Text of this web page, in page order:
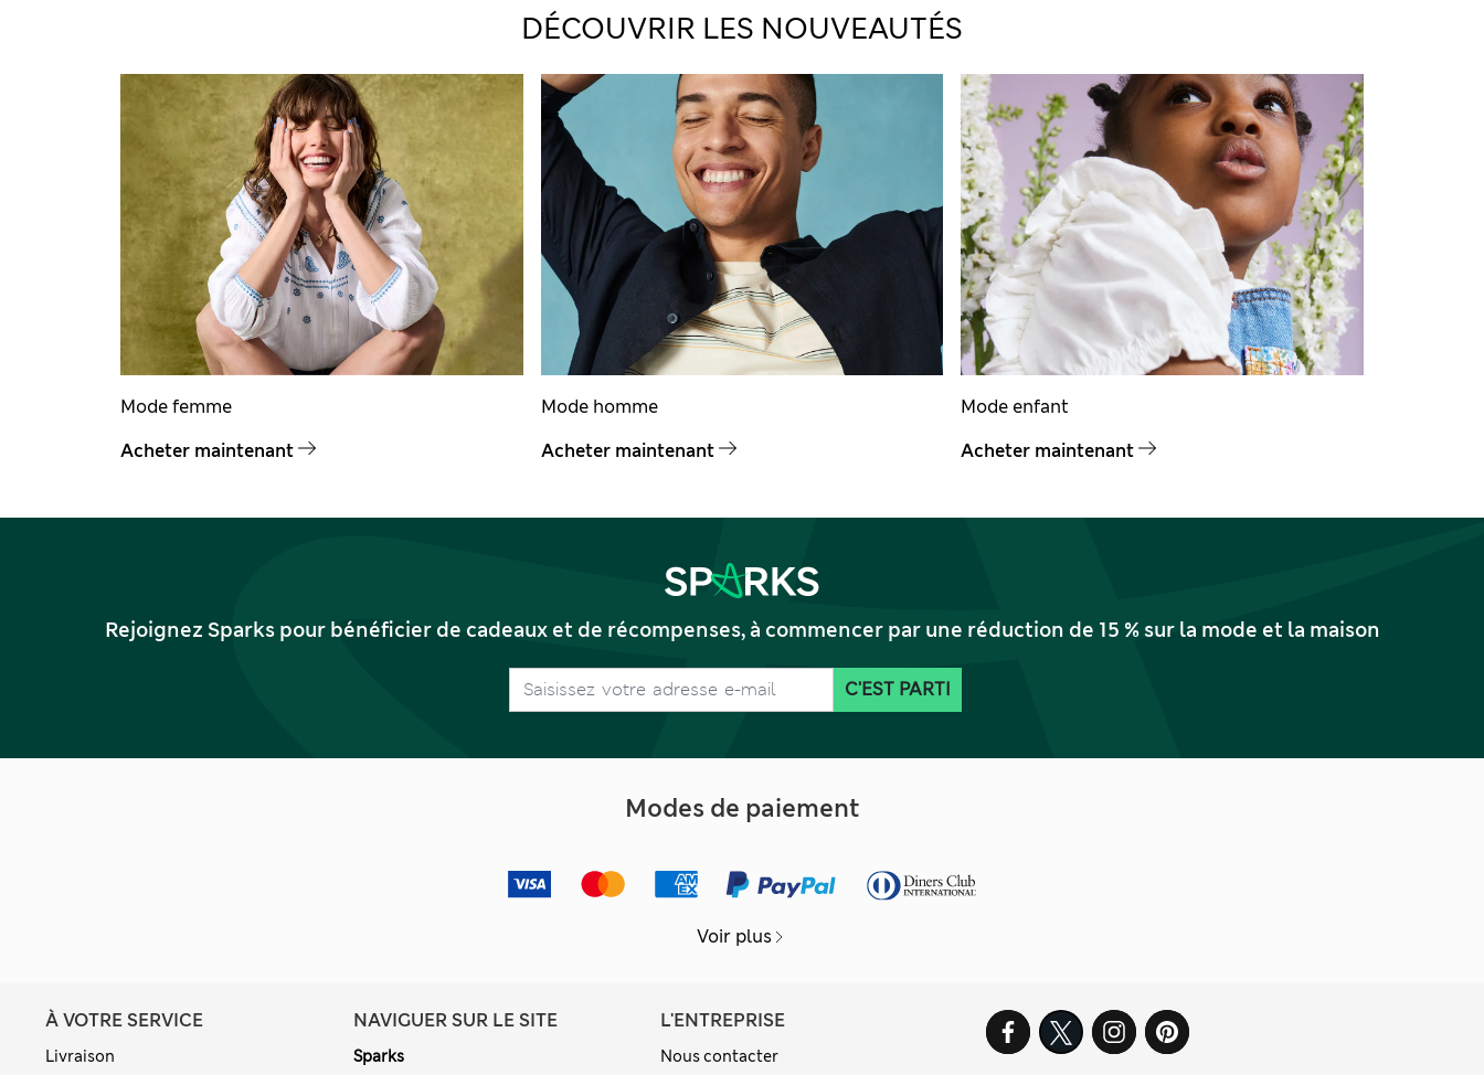
DÉCOUVRIR LES NOUVEAUTÉS
Mode femme
Acheter maintenant
Mode homme
Acheter maintenant
Mode enfant
Acheter maintenant
Rejoignez Sparks pour bénéficier de cadeaux et de récompenses, à commencer par une réduction de 15 % sur la mode et la maison
C'EST PARTI
Modes de paiement
Voir plus
À VOTRE SERVICE
Livraison
NAVIGUER SUR LE SITE
Sparks
L'ENTREPRISE
Nous contacter